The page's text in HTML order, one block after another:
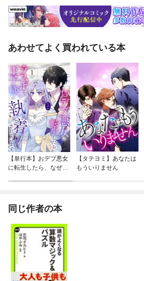
あわせてよく買われている本
【単行本】おデブ悪女
に転生したら、なぜか
【タテヨミ】あなたは
もういりません
同じ作者の本